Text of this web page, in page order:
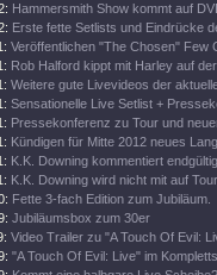
Hammersmith Show kommt auf
Erste fette Setlists und Eindrücke
Veröffentlichen "The Chosen" Few
Rob Halford kippt mit Harley auf
Weitere gute Livevideos der
Sensationelle Live Setlist +
Pressekonferenz zu Tour und
Kündigen für Mitte 2012 neues
K.K. Downing kommentiert
K.K. Downing wird nicht mit auf
Fette 3-fach Edition zum Jubiläum.
Jubiläumsbox zum 30er
Video Trailer zu "A Touch Of Evil:
"A Touch Of Evil: Live" im